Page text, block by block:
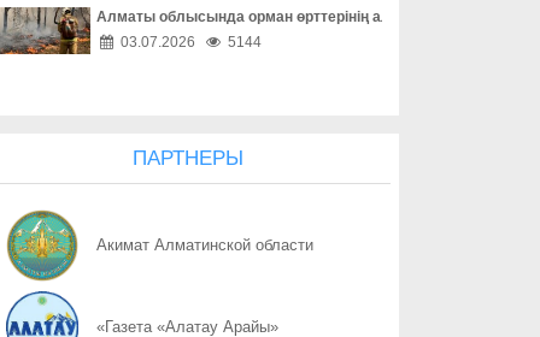
07.08 Более 100 объектов планируется построить в Алматинской
07.08 КАК ЛЕГКО НАЙТИ СВОЙ УЧАСТОК ДЛЯ ГОЛОСОВАНИЯ?
07.08
Алматы облысында орман өрттерінің алдын алу жұмыстары
03.07.2026
5144
ПАРТНЕРЫ
Акимат Алматинской области
«Газета «Алатау Арайы»